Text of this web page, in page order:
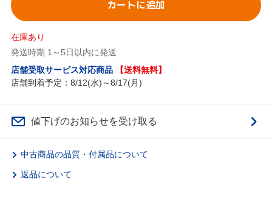
カートに追加
在庫あり
発送時期 1～5日以内に発送
店舗受取サービス対応商品
【送料無料】
店舗到着予定：8/12(水)～8/17(月)
値下げのお知らせを受け取る
中古商品の品質・付属品について
返品について